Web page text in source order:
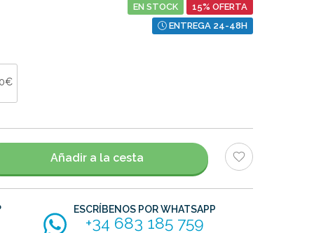
EN STOCK
15% OFERTA
ENTREGA 24-48H
Añadir a la cesta
ESCRÍBENOS POR WHATSAPP
+34 683 185 759